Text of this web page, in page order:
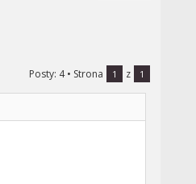
Posty: 4 • Strona 1 z 1